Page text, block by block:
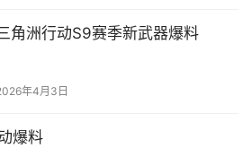
角洲行动S9赛季新武器爆料
年4月3日
爆料